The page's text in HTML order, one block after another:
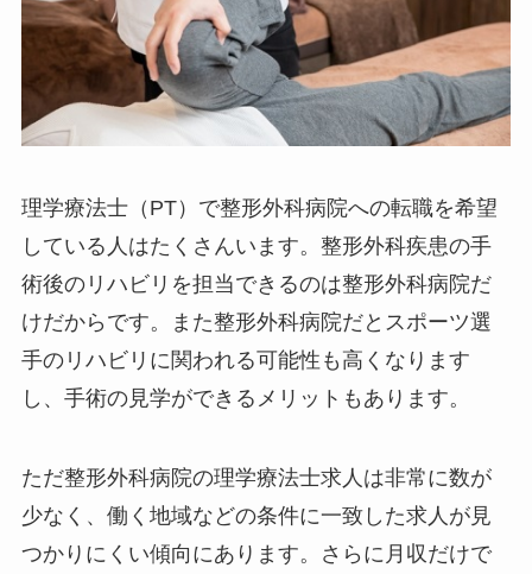
理学療法士（PT）で整形外科病院への転職を希望
している人はたくさんいます。整形外科疾患の手
術後のリハビリを担当できるのは整形外科病院だ
けだからです。また整形外科病院だとスポーツ選
手のリハビリに関われる可能性も高くなります
し、手術の見学ができるメリットもあります。
ただ整形外科病院の理学療法士求人は非常に数が
少なく、働く地域などの条件に一致した求人が見
つかりにくい傾向にあります。さらに月収だけで